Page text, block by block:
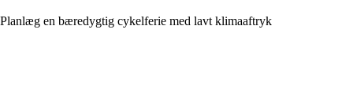
Planlæg en bæredygtig cykelferie med lavt klimaaftryk